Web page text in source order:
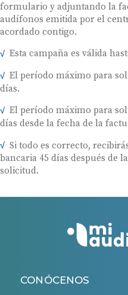
formulario y adjuntando la
audífonos emitida por el
acordado contigo.
Esta campaña es válida
El período máximo para
días.
El período máximo para
días desde la fecha de la
Si todo es correcto,
bancaria 45 días después de
solicitud.
CONÓCENOS